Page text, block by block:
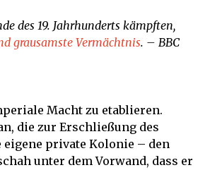
des 19. Jahrhunderts kämpften,
grausamste Vermächtnis. – BBC
Macht zu etablieren.
die zur Erschließung des
private Kolonie – den
unter dem Vorwand, dass er